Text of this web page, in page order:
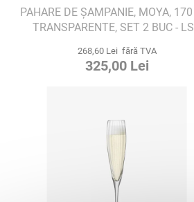
PAHARE DE ȘAMPANIE, MOYA,
TRANSPARENTE, SET 2 BUC -
268,60 Lei fără TVA
325,00 Lei